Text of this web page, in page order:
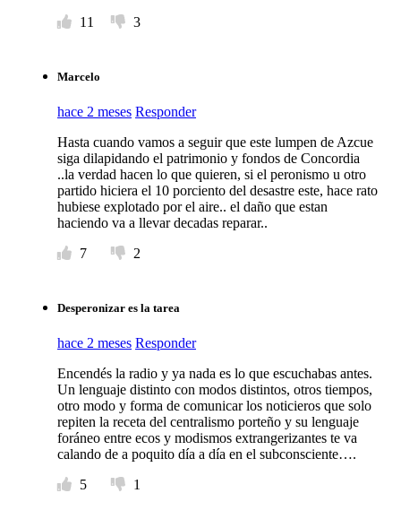
11
3
Marcelo
hace 2 meses Responder
Hasta cuando vamos a seguir que este lumpen de Azcue
siga dilapidando el patrimonio y fondos de Concordia
..la verdad hacen lo que quieren, si el peronismo u otro
partido hiciera el 10 porciento del desastre este, hace rato
hubiese explotado por el aire.. el daño que estan
haciendo va a llevar decadas reparar..
7
2
Desperonizar es la tarea
hace 2 meses Responder
Encendés la radio y ya nada es lo que escuchabas antes.
Un lenguaje distinto con modos distintos, otros tiempos,
otro modo y forma de comunicar los noticieros que solo
repiten la receta del centralismo porteño y su lenguaje
foráneo entre ecos y modismos extrangerizantes te va
calando de a poquito día a día en el subconsciente….
5
1